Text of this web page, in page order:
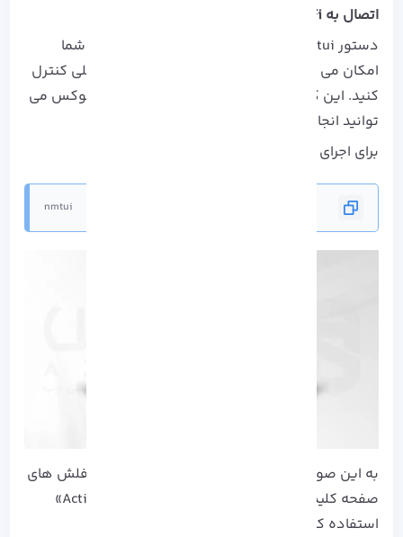
اتصال به Wi-Fi
دستور nmtui یک ابزار curses-based است که به شما
امکان می دهد NetworkManager را در حالت تعاملی کنترل
کنید. این کار را برای اتصال به وای فای در کالی لینوکس می
توانید انجام دهید.
برای اجرای آن کافیست دستور زیر را اجرا کنید:
nmtui
به این صورت منوی زیر نمایش داده می شود. از فلش های
صفحه کلید خود برای انتخاب «Activate a connection»
استفاده کنید و ENTER را فشار دهید: